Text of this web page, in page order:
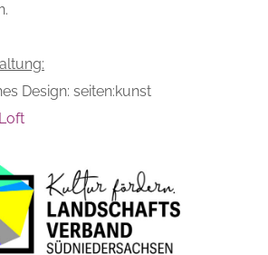
Design: seiten:kunst